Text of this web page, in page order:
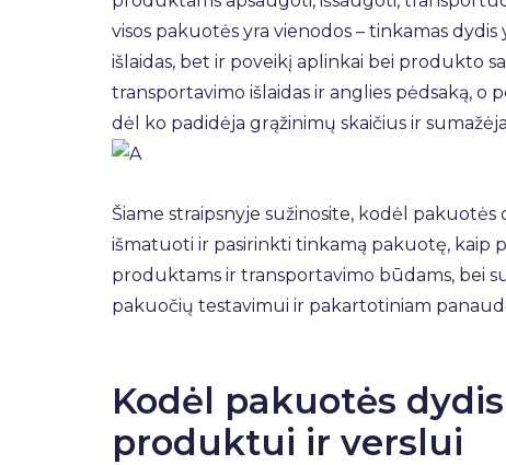
visos pakuotės yra vienodos – tinkamas
išlaidas, bet ir poveikį aplinkai bei produkto
transportavimo išlaidas ir anglies pėdsaką,
dėl ko padidėja grąžinimų skaičius ir
Šiame straipsnyje sužinosite, kodėl
išmatuoti ir pasirinkti tinkamą pakuotę, kaip
produktams ir transportavimo būdams, bei
pakuočių testavimui ir pakartotiniam
Kodėl pakuotės
produktui ir verslui